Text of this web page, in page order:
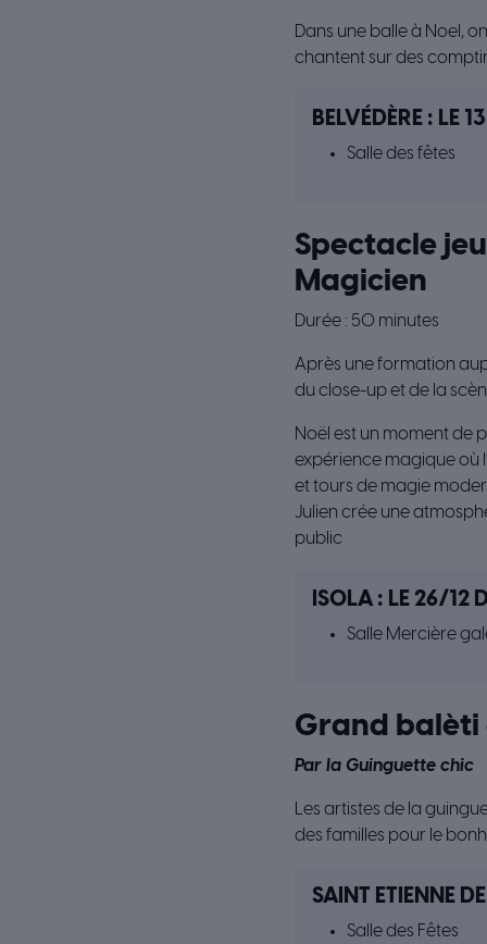
Dans une balle à Noel,
chantent sur des
BELVÉDÈRE : LE
Salle des fêtes
Spectacle
Magicien
Durée : 50 minutes
Après une formation
du close-up et de la
Noël est un moment de
expérience magique où
et tours de magie
Julien crée une
public
ISOLA : LE 26/12
Salle Mercière
Grand balèti
Par la Guinguette chic
Les artistes de la
des familles pour le
SAINT ETIENNE
Salle des Fêtes